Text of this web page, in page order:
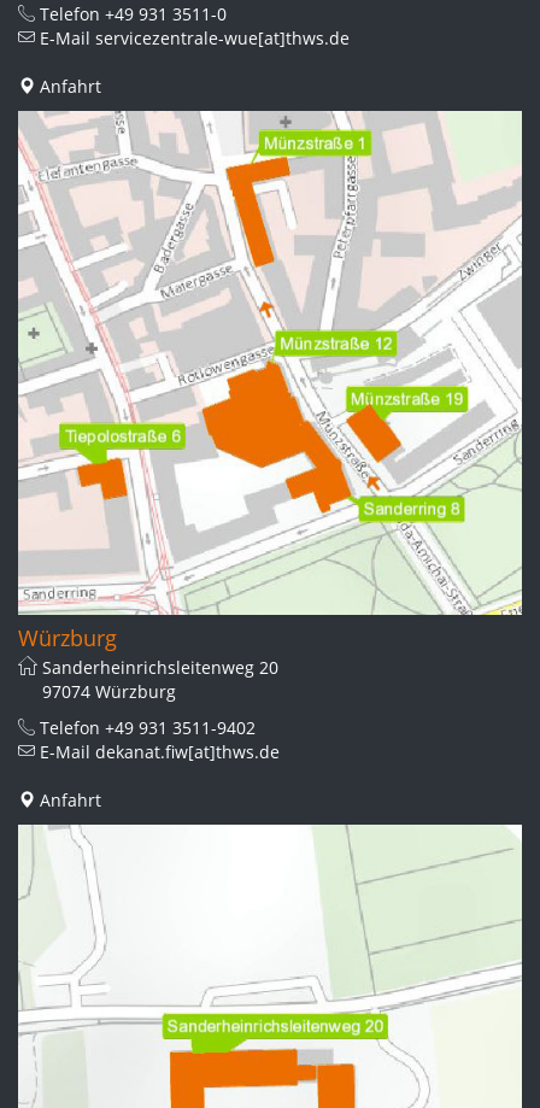
Telefon +49 931 3511-0
E-Mail servicezentrale-wue[at]thws.de
Anfahrt
Würzburg
Sanderheinrichsleitenweg 20
97074 Würzburg
Telefon +49 931 3511-9402
E-Mail dekanat.fiw[at]thws.de
Anfahrt